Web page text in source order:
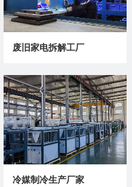
废旧家电拆解工厂
冷媒制冷生产厂家